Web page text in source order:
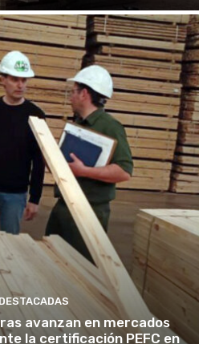
DESTACADAS
avanzan en mercados
la certificación PEFC en